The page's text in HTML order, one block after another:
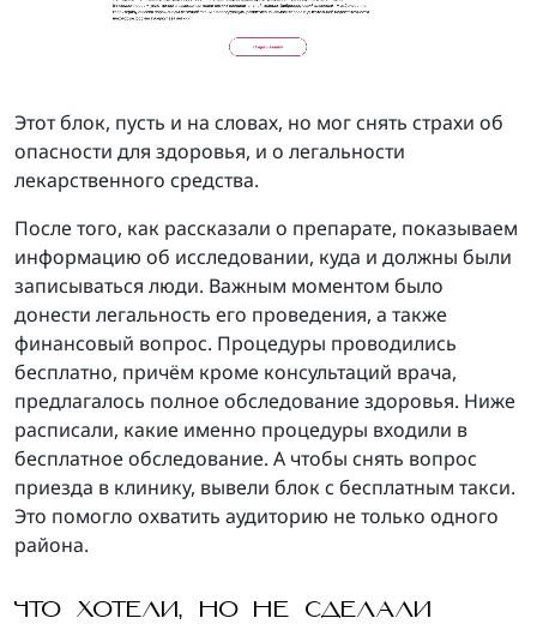
Этот блок, пусть и на словах, но мог снять страхи об
опасности для здоровья, и о легальности
лекарственного средства.
После того, как рассказали о препарате, показываем
информацию об исследовании, куда и должны были
записываться люди. Важным моментом было
донести легальность его проведения, а также
финансовый вопрос. Процедуры проводились
бесплатно, причём кроме консультаций врача,
предлагалось полное обследование здоровья. Ниже
расписали, какие именно процедуры входили в
бесплатное обследование. А чтобы снять вопрос
приезда в клинику, вывели блок с бесплатным такси.
Это помогло охватить аудиторию не только одного
района.
ЧТО ХОТЕЛИ, НО НЕ СДЕЛАЛИ